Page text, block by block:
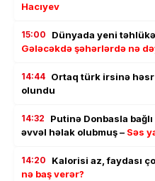
Hacıyev
15:00
Dünyada yeni
Gələcəkdə şəhərlərdə nə
14:44 Ortaq türk irsinə
olundu
14:32
Putinə Donbasla
əvvəl həlak olubmuş – Səs
14:20 Kalorisi az, faydası
nə baş verər?